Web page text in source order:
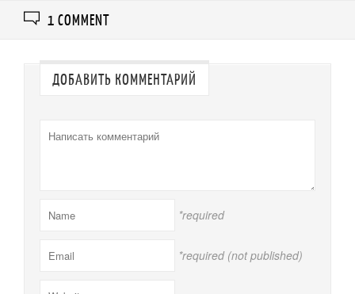
1 COMMENT
ДОБАВИТЬ КОММЕНТАРИЙ
*required
*required (not published)